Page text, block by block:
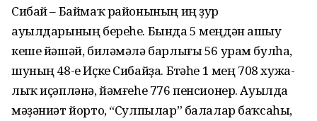
Сибай – Баймаҡ райо­нының иң ҙур
ауылдарының береһе. Бында 5 меңдән ашыу
кеше йәшәй, би­ләмәлә барлығы 56 урам булһа,
шуның 48-е Иҫке Сибайҙа. Бөтәһе 1 мең 708 хужа­
лыҡ иҫәпләнә, йәм­ғеһе 776 пенсионер. Ауылда
мәҙә­ниәт йорто, “Сулпылар” балалар баҡсаһы,